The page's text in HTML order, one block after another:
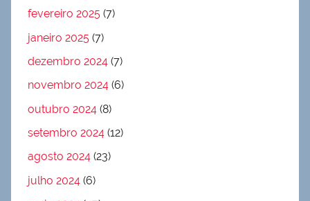
fevereiro 2025 (7)
janeiro 2025 (7)
dezembro 2024 (7)
novembro 2024 (6)
outubro 2024 (8)
setembro 2024 (12)
agosto 2024 (23)
julho 2024 (6)